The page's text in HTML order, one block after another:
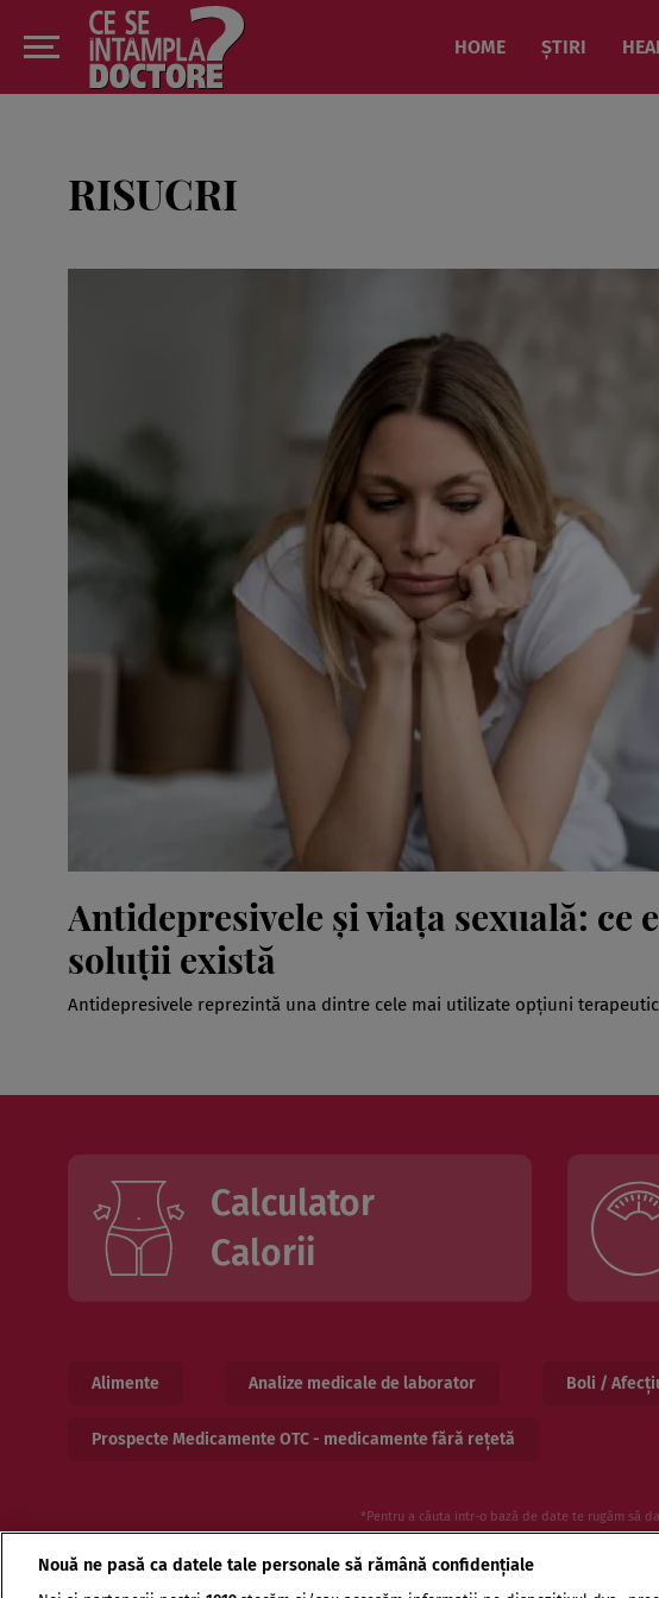
HOME ȘTIRI
RISUCRI
Antidepresivele și viața sexuală: ce
soluții există
Antidepresivele reprezintă una dintre cele mai utilizate opțiuni
Calculator
Calorii
Alimente Analize medicale de laborator Boli /
Prospecte Medicamente OTC - medicamente fără rețetă
*Pentru a căuta intr-o bază de date te rugăm să
Nouă ne pasă ca datele tale personale să rămână confidențiale